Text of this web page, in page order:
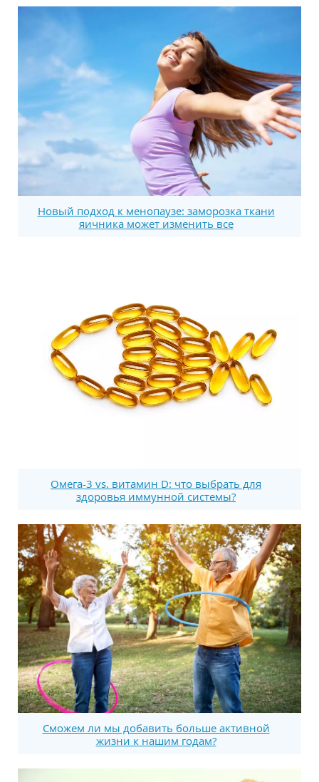
Новый подход к менопаузе: заморозка ткани
яичника может изменить все
Омега-3 vs. витамин D: что выбрать для
здоровья иммунной системы?
Сможем ли мы добавить больше активной
жизни к нашим годам?